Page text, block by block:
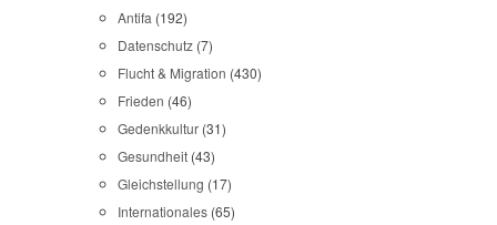
Antifa (192)
Datenschutz (7)
Flucht & Migration (430)
Frieden (46)
Gedenkkultur (31)
Gesundheit (43)
Gleichstellung (17)
Internationales (65)